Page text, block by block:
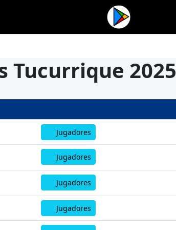
Tucurrique 2025
Jugadores
Jugadores
Jugadores
Jugadores